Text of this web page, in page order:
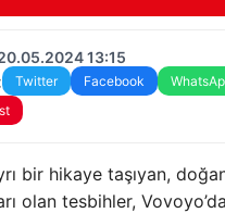
13:15
Twitter Facebook
bir hikaye taşıyan,
olan tesbihler,